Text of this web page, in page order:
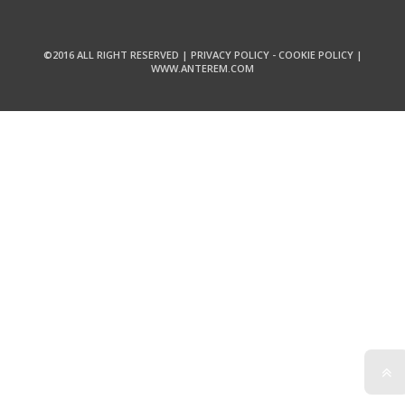
©2016 ALL RIGHT RESERVED | PRIVACY POLICY- COOKIE POLICY|
WWW.ANTEREM.COM